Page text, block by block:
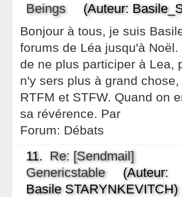
Beings(Auteur:
Bonjour à tous, je suis
forums de Léa jusqu'à
de ne plus participer à Lea,
n'y sers plus à grand
RTFM et STFW. Quand on
sa révérence. Par
Forum: Débats
11. Re: [Sendmail]
Genericstable(Auteur:
Basile STARYNKEVITCH)